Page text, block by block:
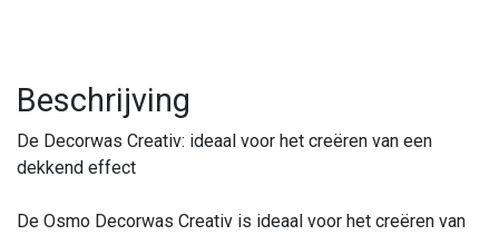
Beschrijving
De Decorwas Creativ: ideaal voor het creëren van een
dekkend effect
De Osmo Decorwas Creativ is ideaal voor het creëren van